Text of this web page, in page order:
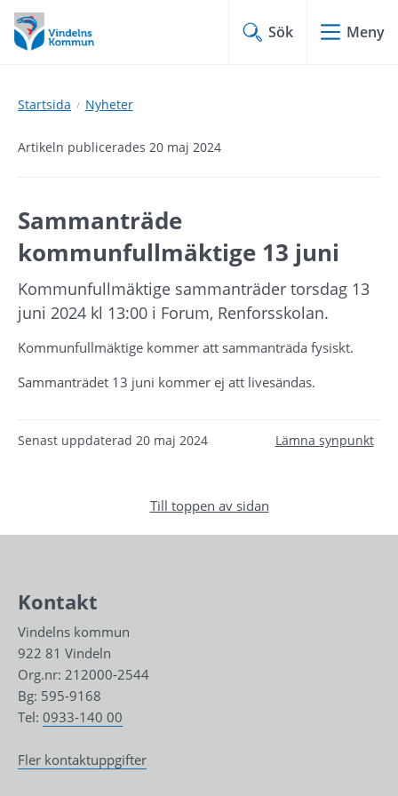
Hoppa
till
innehåll
Hoppa
till
undermeny
Sök Meny
Startsida Nyheter
Artikeln publicerades 20 maj 2024
Sammanträde
kommunfullmäktige 13 juni
Kommunfullmäktige sammanträder torsdag 13
juni 2024 kl 13:00 i Forum, Renforsskolan.
Kommunfullmäktige kommer att sammanträda fysiskt.
Sammanträdet 13 juni kommer ej att livesändas.
Senast uppdaterad 20 maj 2024 Lämna synpunkt
Till toppen av sidan
Kontakt
Vindelns kommun
922 81 Vindeln
Org.nr: 212000-2544
Bg: 595-9168
Tel: 0933-140 00
Fler kontaktuppgifter